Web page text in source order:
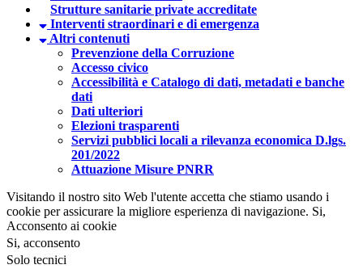
Strutture sanitarie private accreditate
Interventi straordinari e di emergenza
Altri contenuti
Prevenzione della Corruzione
Accesso civico
Accessibilità e Catalogo di dati, metadati e banche
dati
Dati ulteriori
Elezioni trasparenti
Servizi pubblici locali a rilevanza economica D.lgs.
201/2022
Attuazione Misure PNRR
Visitando il nostro sito Web l'utente accetta che stiamo usando i
cookie per assicurare la migliore esperienza di navigazione. Si,
Acconsento ai cookie
Si, acconsento
Solo tecnici